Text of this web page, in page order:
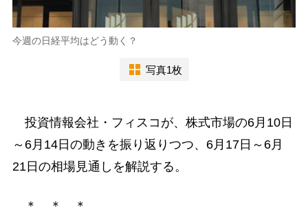
今週の日経平均はどう動く？
写真1枚
投資情報会社・フィスコが、株式市場の6月10日
～6月14日の動きを振り返りつつ、6月17日～6月
21日の相場見通しを解説する。
＊ ＊ ＊